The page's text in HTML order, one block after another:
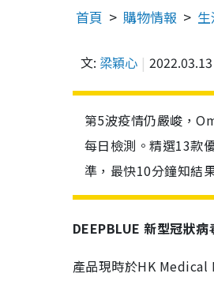
首頁 購物情報
文: 梁穎心 2022.03.13
第5波疫情仍嚴峻，
每日檢測。精選13款
準，最快10分鐘知結
DEEPBLUE 新型冠狀
產品現時於HK Medical